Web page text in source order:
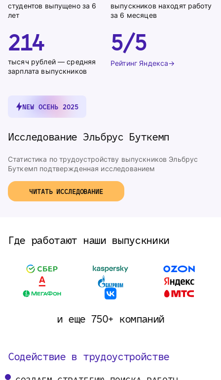
студентов выпущено за 6
лет
выпускников находят работу
за 6 месяцев
214
тысяч рублей — средняя
зарплата выпускников
5/5
Рейтинг Яндекса
NEW ОСЕНЬ 2025
Исследование Эльбрус Буткемп
Статистика по трудоустройству выпускников Эльбрус
Буткемп подтвержденная исследованием
ЧИТАТЬ ИССЛЕДОВАНИЕ
Где работают наши выпускники
и еще 750+ компаний
Содействие в трудоустройстве